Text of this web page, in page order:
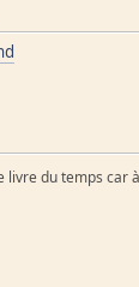
livre du temps car